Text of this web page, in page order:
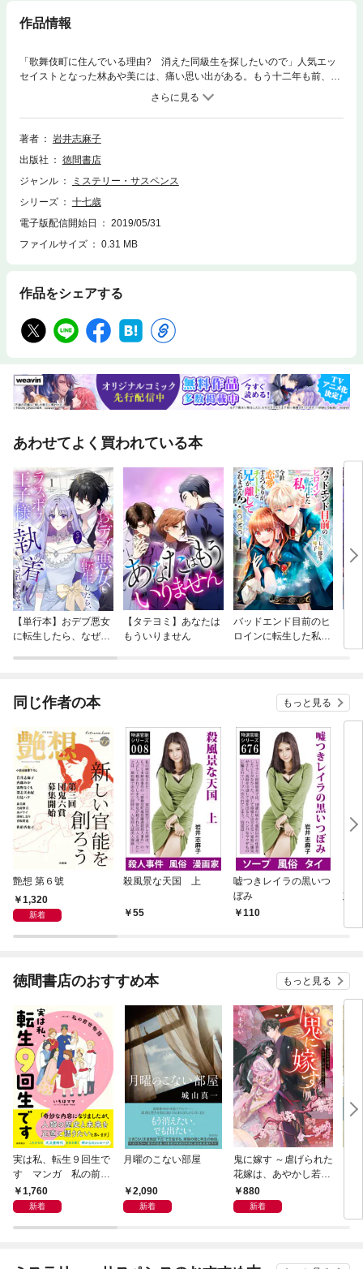
作品情報
「歌舞伎町に住んでいる理由? 消えた同級生を探したいので」人気エッ
セイストとなった林あや美には、痛い思い出がある。もう十二年も前、一
緒に夜遊びしていた歌舞伎町で、女子高生の友達が突然消え失せたのだっ
た。そんなあや美の前に、一人また一人現れる奇怪な男女。血塗れの首の
女、連続殺人鬼に酷似したストーカー……それが恐怖の始まり、地獄の一
丁目だった。※巻末ページのリンク先にはジャンプ出来ませんのでご了承
著者
岩井志麻子
出版社
徳間書店
ジャンル
ミステリー・サスペンス
シリーズ
十七歳
電子版配信開始日
2019/05/31
ファイルサイズ
0.31 MB
作品をシェアする
あわせてよく買われている本
【単行本】おデブ悪女
に転生したら、なぜか
【タテヨミ】あなたは
もういりません
バッドエンド目前のヒ
ロインに転生した私、
同じ作者の本 もっと見る
艶想 第６號
1,320
新着
殺風景な天国 上
55
嘘つきレイラの黒いつ
ぼみ
110
態
徳間書店のおすすめ本 もっと見る
実は私、転生９回生で
す マンガ 私の前世
物語1,760
新着
月曜のこない部屋
2,090
新着
鬼に嫁す ～虐げられた
花嫁は、あやかし若頭
に溺愛される～
880
新着